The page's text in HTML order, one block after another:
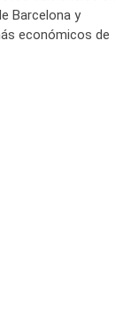
Barcelona y
económicos de